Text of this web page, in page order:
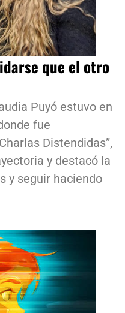
que el otro
Puyó estuvo en
fue
Distendidas”,
y destacó la
y seguir haciendo